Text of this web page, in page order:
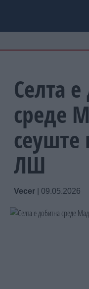
Селта
среде
сеуште
ЛШ
Vecer 09.05.2026